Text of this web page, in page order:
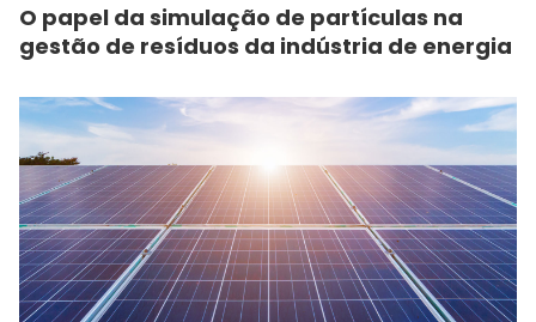
O papel da simulação de partículas na
gestão de resíduos da indústria de energia